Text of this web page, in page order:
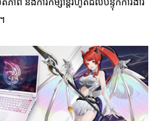
និងការកម្សាន្តរហូតដល់បន្ទុកការងារ